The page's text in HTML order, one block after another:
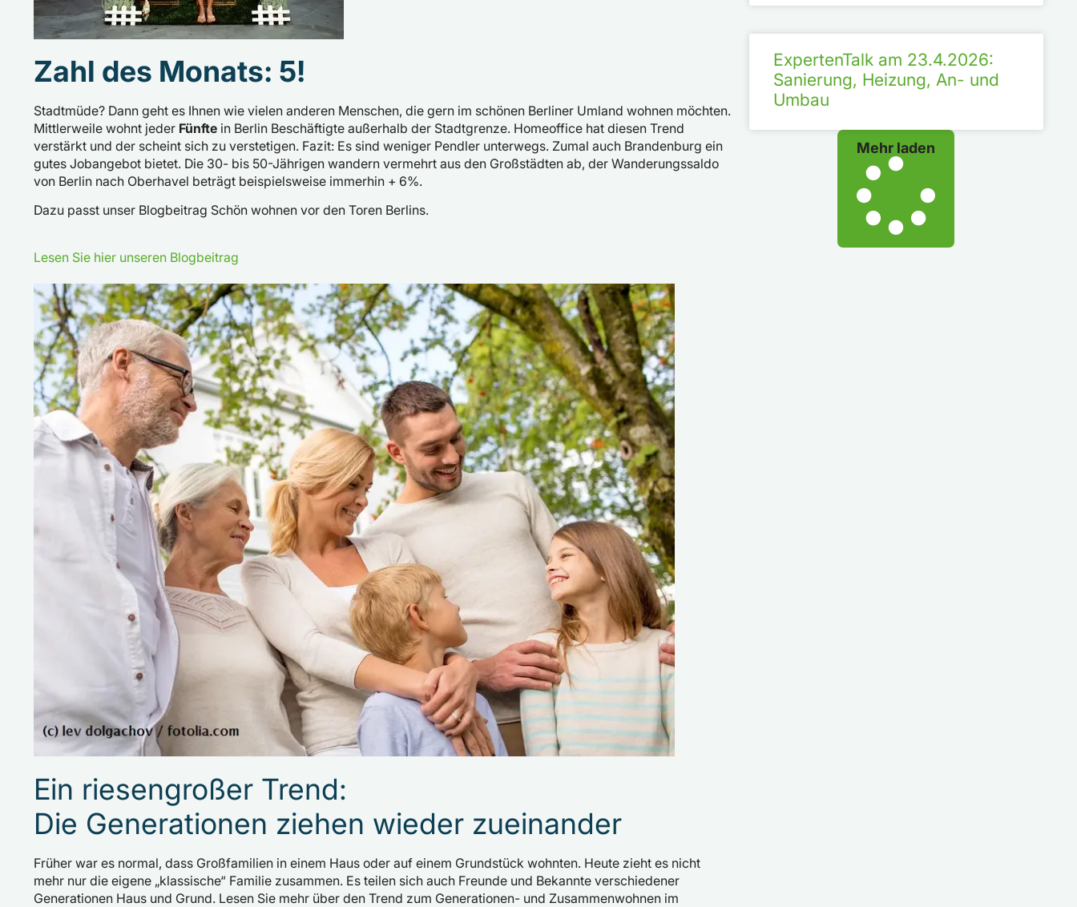
ExpertenTalk am 23.4.2026:
Sanierung, Heizung, An- und
Umbau
Mehr laden
Zahl des Monats: 5!
Stadtmüde? Dann geht es Ihnen wie vielen anderen Menschen, die gern im schönen Berliner Umland wohnen möchten.
Mittlerweile wohnt jeder Fünfte in Berlin Beschäftigte außerhalb der Stadtgrenze. Homeoffice hat diesen Trend
verstärkt und der scheint sich zu verstetigen. Fazit: Es sind weniger Pendler unterwegs. Zumal auch Brandenburg ein
gutes Jobangebot bietet. Die 30- bis 50-Jährigen wandern vermehrt aus den Großstädten ab, der Wanderungssaldo
von Berlin nach Oberhavel beträgt beispielsweise immerhin + 6%.
Dazu passt unser Blogbeitrag Schön wohnen vor den Toren Berlins.
Lesen Sie hier unseren Blogbeitrag
Ein riesengroßer Trend:
Die Generationen ziehen wieder zueinander
Früher war es normal, dass Großfamilien in einem Haus oder auf einem Grundstück wohnten. Heute zieht es nicht
mehr nur die eigene „klassische“ Familie zusammen. Es teilen sich auch Freunde und Bekannte verschiedener
Generationen Haus und Grund. Lesen Sie mehr über den Trend zum Generationen- und Zusammenwohnen im